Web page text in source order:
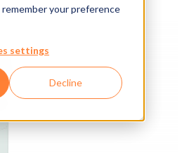
your preference
settings
Decline